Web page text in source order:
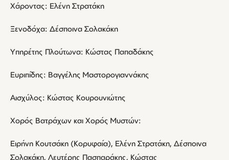
Χάροντας: Ελένη Στρατάκη
Ξενοδόχα: Δέσποινα Σολακάκη
Υπηρέτης Πλούτωνα: Κώστας Παπαδάκης
Ευριπίδης: Βαγγέλης Μαστορογιαννάκης
Αισχύλος: Κώστας Κουρουνιώτης
Χορός Βατράχων και Χορός Μυστών:
Ειρήνη Κουτσάκη (Κορυφαία), Ελένη Στρατάκη, Δέσποινα
Σολακάκη, Λευτέρης Πασπαράκης, Κώστας